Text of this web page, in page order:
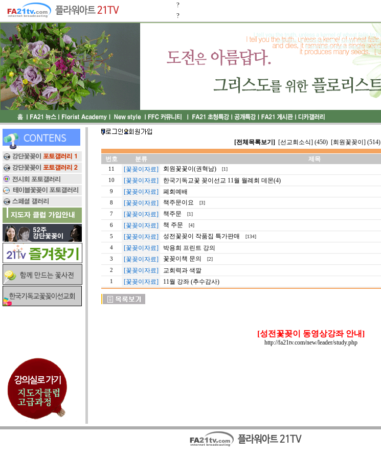
?
?
[전체목록보기] [선교회소식] (450) [회원꽃꽂이] (514)
번호 분류 제목
11 [꽃꽂이자료] 회원꽃꽃이(권혁남) [1]
10
[꽃꽂이자료] 한국기독교꽃 꽂이선교 11월 월례회 데몬(4)
9
[꽃꽂이자료] 폐회예배
8
[꽃꽂이자료] 책주문이요 [3]
7
[꽃꽂이자료] 책주문 [1]
6
[꽃꽂이자료] 책 주문 [4]
5
[꽃꽂이자료] 성전꽃꽂이 작품집 특가판매 [134]
4
[꽃꽂이자료] 박용희 프린트 강의
3
[꽃꽂이자료] 꽃꽂이책 문의 [2]
2
[꽃꽂이자료] 교회력과 색깔
1
[꽃꽂이자료] 11월 강좌 (추수감사)
[성전꽃꽂이 동영상강좌 안내]
http://fa21tv.com/new/leader/study.php